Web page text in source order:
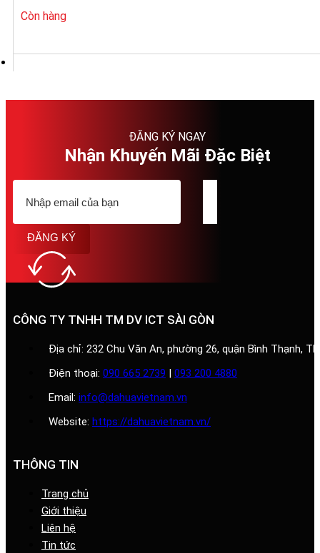
1.736.000₫.
Còn hàng
ĐĂNG KÝ NGAY
Nhận Khuyến Mãi Đặc Biệt
ĐĂNG KÝ
CÔNG TY TNHH TM DV ICT SÀI GÒN
Địa chỉ: 232 Chu Văn An, phường 26, quận Bình Thạnh,
Điện thoại: 090 665 2739 | 093 200 4880
Email: info@dahuavietnam.vn
Website: https://dahuavietnam.vn/
THÔNG TIN
Trang chủ
Giới thiệu
Liên hệ
Tin tức